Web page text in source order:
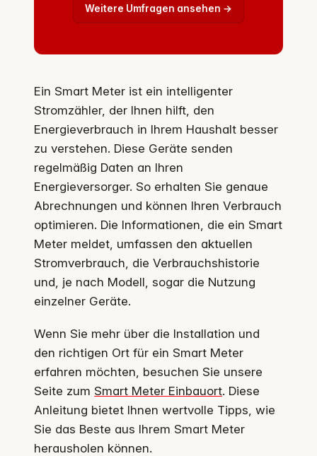
Weitere Umfragen ansehen →
Ein Smart Meter ist ein intelligenter
Stromzähler, der Ihnen hilft, den
Energieverbrauch in Ihrem Haushalt besser
zu verstehen. Diese Geräte senden
regelmäßig Daten an Ihren
Energieversorger. So erhalten Sie genaue
Abrechnungen und können Ihren Verbrauch
optimieren. Die Informationen, die ein Smart
Meter meldet, umfassen den aktuellen
Stromverbrauch, die Verbrauchshistorie
und, je nach Modell, sogar die Nutzung
einzelner Geräte.
Wenn Sie mehr über die Installation und
den richtigen Ort für ein Smart Meter
erfahren möchten, besuchen Sie unsere
Seite zum Smart Meter Einbauort. Diese
Anleitung bietet Ihnen wertvolle Tipps, wie
Sie das Beste aus Ihrem Smart Meter
herausholen können.